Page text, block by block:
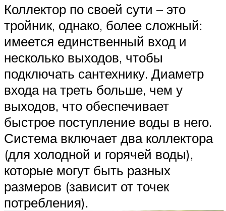
Коллектор по своей сути – это
тройник, однако, более сложный:
имеется единственный вход и
несколько выходов, чтобы
подключать сантехнику. Диаметр
входа на треть больше, чем у
выходов, что обеспечивает
быстрое поступление воды в него.
Система включает два коллектора
(для холодной и горячей воды),
которые могут быть разных
размеров (зависит от точек
потребления).